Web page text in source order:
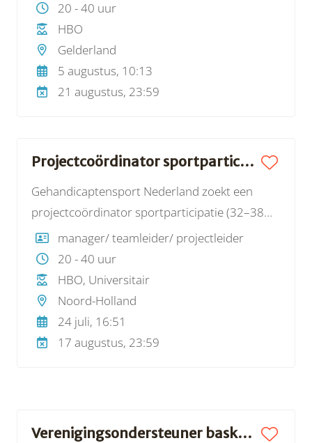
indoor en outdoor. In samenwerking en
afstemming met collega’s van alle afdelingen
van de Atletiekunie, word je onderdeel van
lokale organisatiecomités (LOC) en zorg je er
topsportevenementen ook een beleving zijn
20 - 40 uur
HBO
Gelderland
5 augustus, 10:13
21 augustus, 23:59
Projectcoördinator sportparticipatie | Gehandicaptensport Nederland
Gehandicaptensport Nederland zoekt een
projectcoördinator sportparticipatie (32–38
uur) die het programma Zichtbaar Sportief
helpt uitbouwen. In deze rol coördineer je
projecten en samenwerkingen met sport- en
doelgroeporganisaties om de sport- en
beweegdeelname van mensen met een visuele
beperking te vergroten—met impact in heel
manager/ teamleider/ projectleider
20 - 40 uur
HBO, Universitair
Noord-Holland
24 juli, 16:51
17 augustus, 23:59
Verenigingsondersteuner basketbal | WSDH